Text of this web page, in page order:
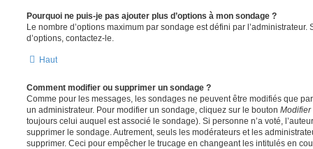
Pourquoi ne puis-je pas ajouter plus d’options à mon sondage ?
Le nombre d’options maximum par sondage est défini par l’administrateur.
d’options, contactez-le.
Haut
Comment modifier ou supprimer un sondage ?
Comme pour les messages, les sondages ne peuvent être modifiés que
un administrateur. Pour modifier un sondage, cliquez sur le bouton Modifier
toujours celui auquel est associé le sondage). Si personne n’a voté,
supprimer le sondage. Autrement, seuls les modérateurs et les
supprimer. Ceci pour empêcher le trucage en changeant les intitulés en